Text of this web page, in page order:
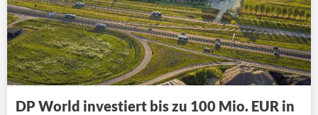
DP World investiert bis zu 100 Mio. EUR in